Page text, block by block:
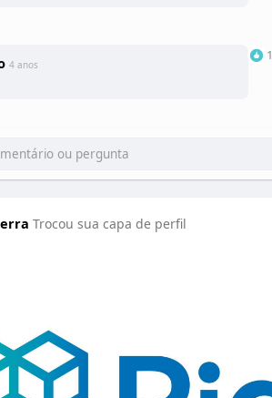
4 anos
1
Trocou sua capa de perfil